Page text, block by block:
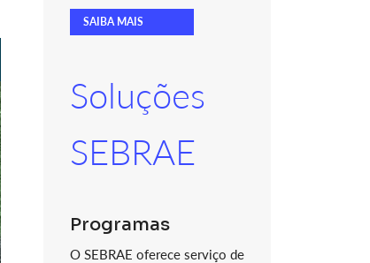
SAIBA MAIS
Soluções
SEBRAE
Programas
O SEBRAE oferece serviço de